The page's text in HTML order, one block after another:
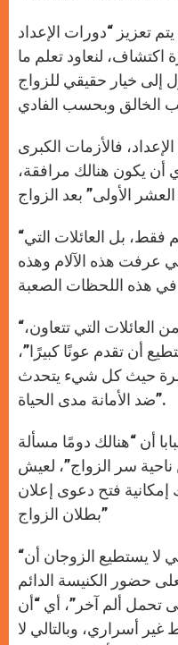
تعزيز “دورات الإعداد
اكتشاف، لنعاود تعلم ما
إلى خيار حقيقي للزواج
فالأزمات الكبرى
أن يكون هنالك مرافقة،
“فليقم الكهنة ولكن ليس هم فقط، بل العائلات التي
عرفت هذه الآلام وهذه
“من الضروري تواجد شبكة من العائلات التي تتعاون،
أن تقدم عونًا كبيرًا”،
حيث كل شيء يتحدث
ضد الأمانة مدى الحياة”.
أن “هنالك دومًا مسألة
ناحية سر الزواج”، لعيش
إمكانية فتح دعوى إعلان
بطلان الزواج”
“أما إذا كان الزواج حقيقيًا، وبالتالي لا يستطيع الزوجان أن
حضور الكنيسة الدائم
تحمل ألم آخر”، أي “أن
أسراري، وبالتالي لا